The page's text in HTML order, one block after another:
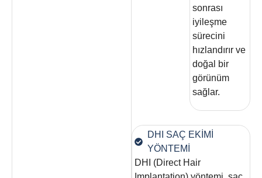
sonrası
iyileşme
sürecini
hızlandırır ve
doğal bir
görünüm
sağlar.
DHI SAÇ EKİMİ
YÖNTEMİ
DHI (Direct Hair